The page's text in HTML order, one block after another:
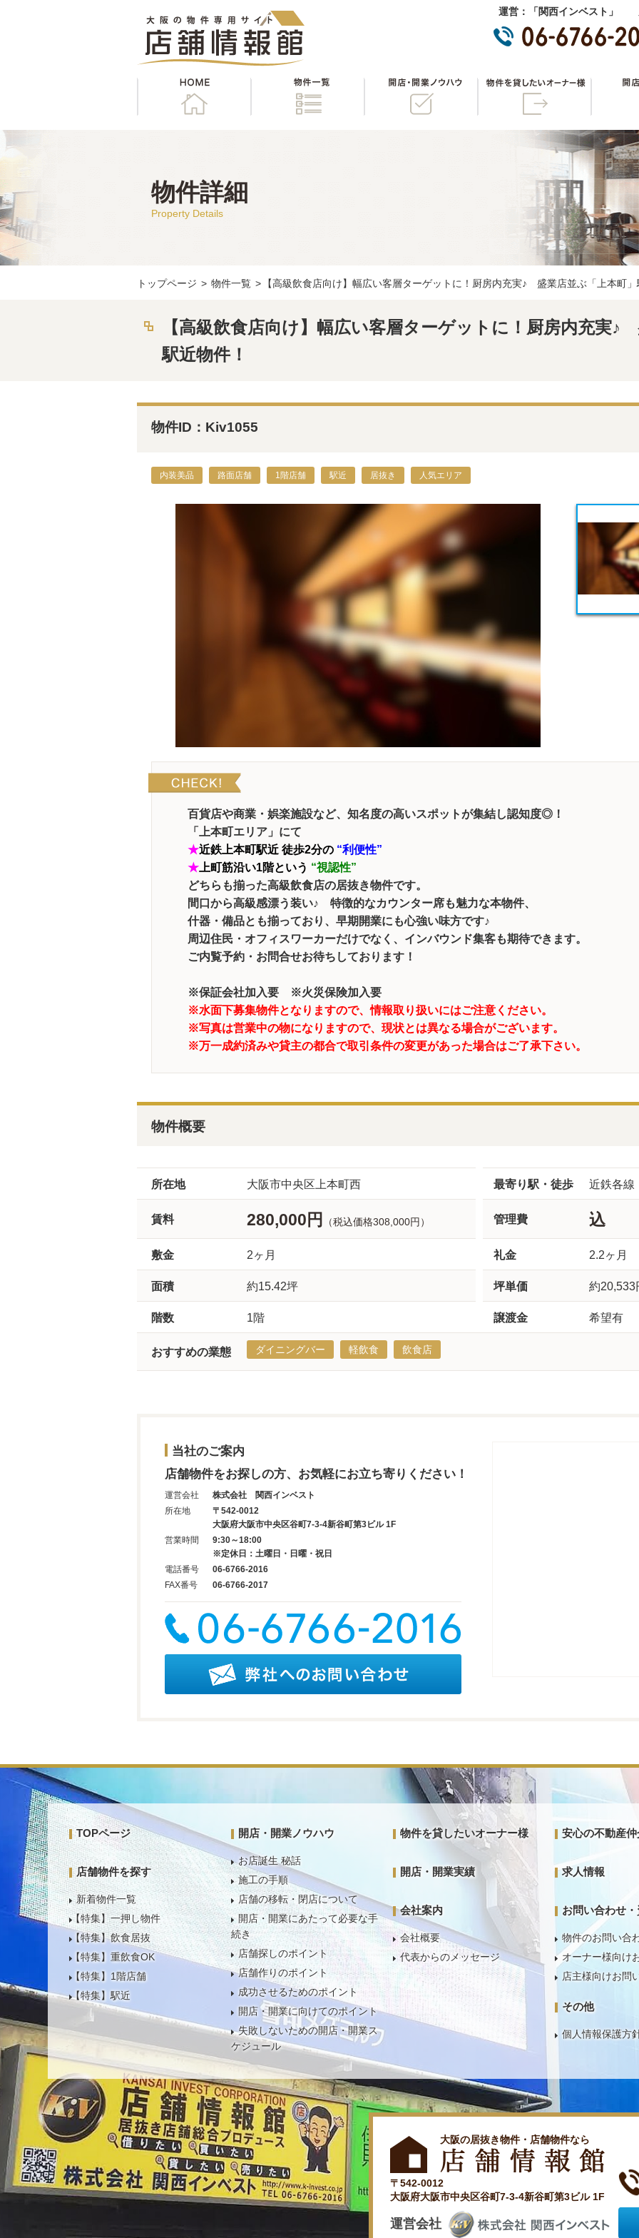
運営：「関西インベスト」
物件一覧 開店・開業ノウハウ 物件を貸
物件詳細
Property Details
トップページ > 物件一覧 > 【高級飲食店向け】幅広い客層ターゲットに！厨房内充実♪ 盛業店並ぶ「上本町
【高級飲食店向け】幅広い客層ターゲットに！厨房内充実
駅近物件！
物件ID：Kiv1055
内装美品 路面店舗 1階店舗 駅近 居抜き 人気エリア
百貨店や商業・娯楽施設など、知名度の高いスポットが集結し認知度◎！
「上本町エリア」にて
★近鉄上本町駅近 徒歩2分の “利便性”
★ 上町筋沿い1階という “視認性”
どちらも揃った高級飲食店の居抜き物件です。
間口から高級感漂う装い♪ 特徴的なカウンター席も魅力な本物件、
什器・備品とも揃っており、早期開業にも心強い味方です♪
周辺住民・オフィスワーカーだけでなく、インバウンド集客も期待できます。
ご内覧予約・お問合せお待ちしております！
※保証会社加入要 ※火災保険加入要
※水面下募集物件となりますので、情報取り扱いにはご注意ください。
※写真は営業中の物になりますので、現状とは異なる場合がございます。
※万一成約済みや貸主の都合で取引条件の変更があった場合はご了承下さい。
物件概要
所在地 大阪市中央区上本町西 最寄り駅・徒歩 近鉄各線
賃料 280,000円 （税込価格308,000円） 管理費 込
敷金 2ヶ月 礼金 2.2ヶ月
面積 約15.42坪 坪単価 約20,533
階数 1階 譲渡金 希望有
おすすめの業態 ダイニングバー 軽飲食 飲食店
当社のご案内
店舗物件をお探しの方、お気軽にお立ち寄りください！
運営会社
株式会社 関西インベスト
所在地
〒542-0012
大阪府大阪市中央区谷町7-3-4新谷町第3ビル 1F
営業時間
9:30～18:00
※定休日：土曜日・日曜・祝日
電話番号
06-6766-2016
FAX番号
06-6766-2017
TOPページ
店舗物件を探す
新着物件一覧
【特集】一押し物件
【特集】飲食居抜
【特集】重飲食OK
【特集】1階店舗
【特集】駅近
開店・開業ノウハウ
お店誕生 秘話
施工の手順
店舗の移転・閉店について
開店・開業にあたって必要な手
続き
店舗探しのポイント
店舗作りのポイント
成功させるためのポイント
開店・開業に向けてのポイント
失敗しないための開店・開業ス
ケジュール
物件を貸したいオーナー様
開店・開業実績
会社案内
会社概要
代表からのメッセージ
安心の不動産仲
求人情報
お問い合わせ
物件のお問い合
オーナー様向け
店主様向けお問
その他
個人情報保護方
大阪の居抜き物件・店舗物件なら
〒542-0012
大阪府大阪市中央区谷町7-3-4新谷町第3ビル 1F
運営会社